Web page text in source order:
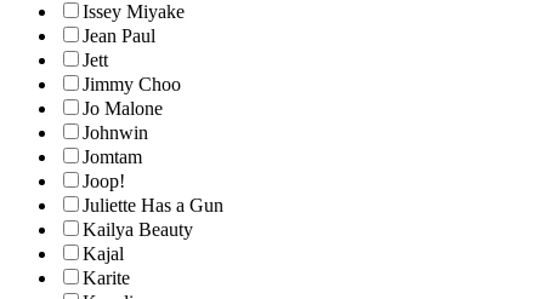
Issey Miyake
Jean Paul
Jett
Jimmy Choo
Jo Malone
Johnwin
Jomtam
Joop!
Juliette Has a Gun
Kailya Beauty
Kajal
Karite